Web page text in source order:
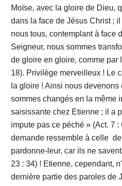
Moïse, avec la gloire de Dieu,
dans la face de Jésus Christ ;
nous tous, contemplant à face
Seigneur, nous sommes
de gloire en gloire, comme par
18). Privilège merveilleux ! Le
la gloire ! Ainsi nous
sommes changés en la même
saisissante chez Etienne ; il a
impute pas ce péché » (Act. 7
demande ressemble à celle
pardonne-leur, car ils ne
23 : 34) ! Etienne, cependant,
dernière partie des paroles de